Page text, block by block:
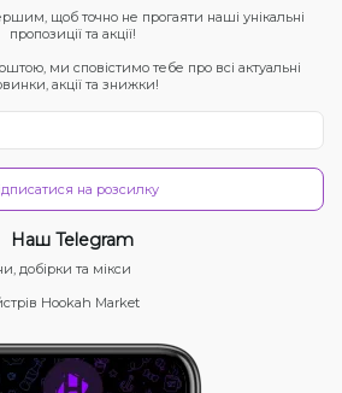
щоб точно не прогаяти наші унікальні
пропозиції та акції!
ми сповістимо тебе про всі актуальні
акції та знижки!
на розсилку
Наш Telegram
добірки та мікси
Hookah Market